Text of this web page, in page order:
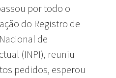
por todo o
do Registro de
de
(INPI), reuniu
pedidos, esperou